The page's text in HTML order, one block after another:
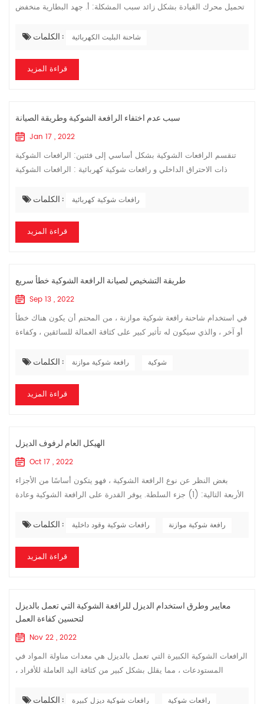
تحميل محرك القيادة بشكل زائد سبب المشكلة: أ. جهد البطارية منخفض
شرائ...
الكلمات : شاحنة البليت الكهربائية
قراءة المزيد
سبب عدم اختفاء الرافعة الشوكية وطريقة الصيانة
Jan 17 , 2022
تنقسم الرافعات الشوكية بشكل أساسي إلى فئتين: الرافعات الشوكية
ذات الاحتراق الداخلي و رافعات شوكية كهربائية : الرافعات الشوكية
مجموعة من ...الكلمات : رافعات شوكية كهربائية
قراءة المزيد
طريقة التشخيص لصيانة الرافعة الشوكية خطأ سريع
Sep 13 , 2022
في استخدام شاحنة رافعة شوكية موازنة ، من المحتم أن يكون هناك خطأ
أو آخر ، والذي سيكون له تأثير كبير على كثافة العمالة للسائقين ، وكفاءة
الكلمات :
رافعة شوكية موازنة شوكية
قراءة المزيد
الهيكل العام لرفوف الديزل
Oct 17 , 2022
بغض النظر عن نوع الرافعة الشوكية ، فهو يتكون أساسًا من الأجزاء
الأربعة التالية: (1) جزء السلطة. يوفر القدرة على الرافعة الشوكية وعادة
الكلمات :
رافعات شوكية وقود داخلية رافعة شوكية موازنة
قراءة المزيد
معايير وطرق استخدام الديزل للرافعة الشوكية التي تعمل بالديزل
لتحسين كفاءة العمل
Nov 22 , 2022
الرافعات الشوكية الكبيرة التي تعمل بالديزل هي معدات مناولة المواد في
المستودعات ، مما يقلل بشكل كبير من كثافة اليد العاملة للأفراد ،
من ا...
الكلمات : رافعات شوكية ديزل كبيرة رافعات شوكية